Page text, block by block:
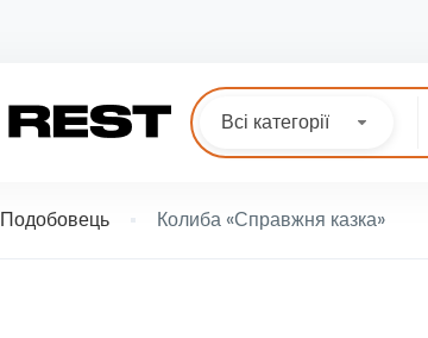
Всі категорії
Подобовець Колиба «Справжня казка»